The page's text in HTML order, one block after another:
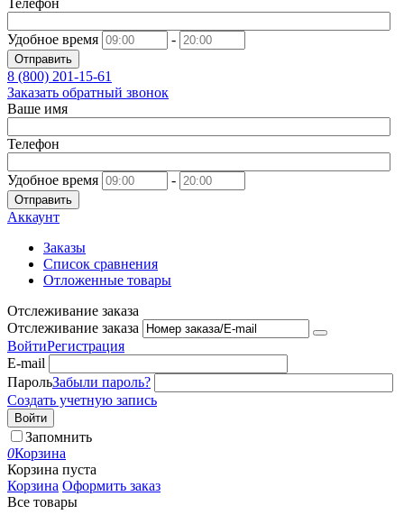
Телефон
Удобное время -
Отправить
8 (800) 201-15-61
Заказать обратный звонок
Ваше имя
Телефон
Удобное время -
Отправить
Аккаунт
Заказы
Список сравнения
Отложенные товары
Отслеживание заказа
Отслеживание заказа
ВойтиРегистрация
E-mail
ПарольЗабыли пароль?
Создать учетную запись
Войти
Запомнить
0Корзина
Корзина пуста
Корзина Оформить заказ
Все товары